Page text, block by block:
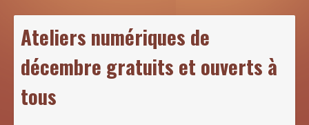
Ateliers numériques de
décembre gratuits et ouverts à
tous